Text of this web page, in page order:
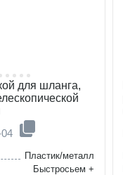
для шланга,
Пластик/металл
Быстросьем +